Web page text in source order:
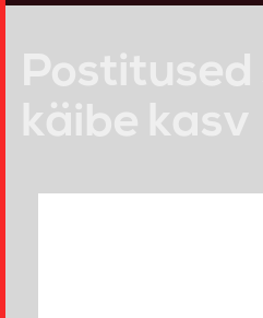
Postitused
käibe kasv